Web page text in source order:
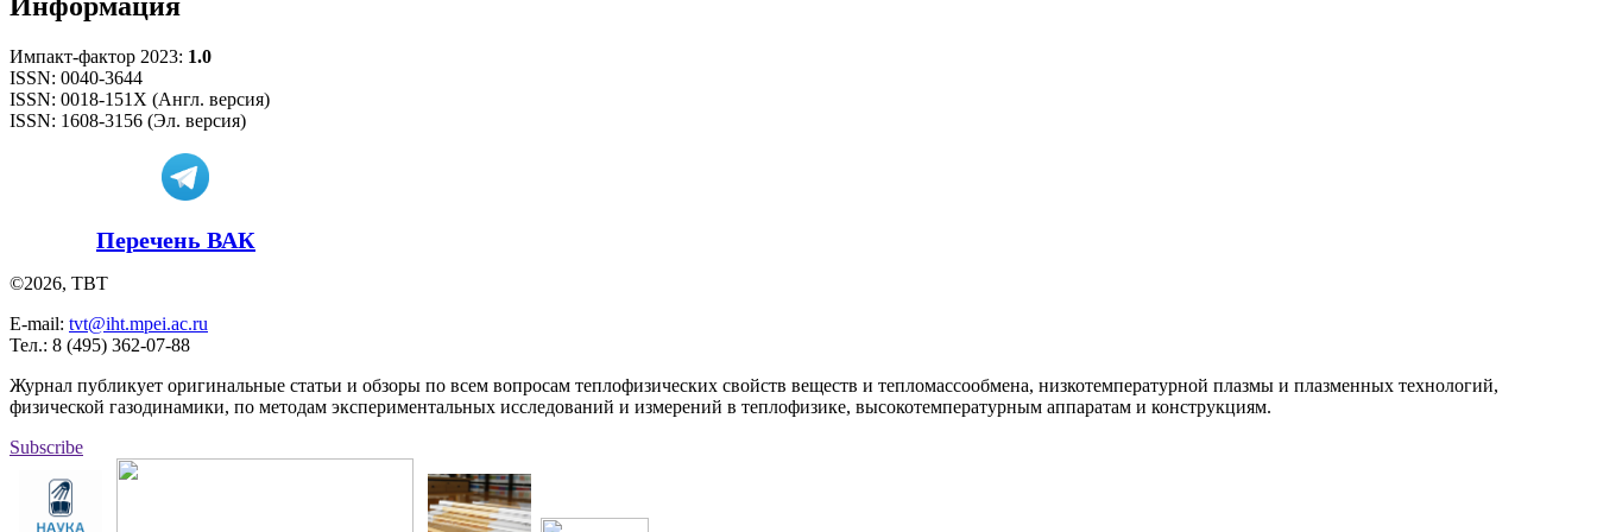
Информация
Импакт-фактор 2023: 1.0
ISSN: 0040-3644
ISSN: 0018-151X (Англ. версия)
ISSN: 1608-3156 (Эл. версия)
Перечень ВАК
©2026, ТВТ
E-mail: tvt@iht.mpei.ac.ru
Тел.: 8 (495) 362-07-88
Журнал публикует оригинальные статьи и обзоры по всем вопросам теплофизических свойств веществ и тепломассообмена, низкотемпературной плазмы и плазменных технологий,
физической газодинамики, по методам экспериментальных исследований и измерений в теплофизике, высокотемпературным аппаратам и конструкциям.
Subscribe